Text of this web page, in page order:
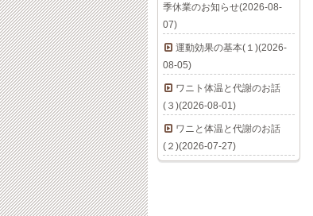
季休業のお知らせ(2026-08-
07)
運動効果の基本(１)(2026-
08-05)
ワニト体温と代謝のお話
(３)(2026-08-01)
ワニと体温と代謝のお話
(２)(2026-07-27)